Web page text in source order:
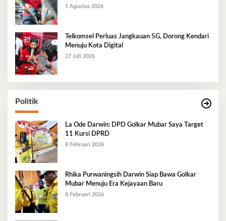
1 Agustus 2026
Telkomsel Perluas Jangkauan 5G, Dorong Kendari
Menuju Kota Digital
27 Juli 2026
Politik
La Ode Darwin: DPD Golkar Mubar Saya Target
11 Kursi DPRD
8 Februari 2026
Rhika Purwaningsih Darwin Siap Bawa Golkar
Mubar Menuju Era Kejayaan Baru
8 Februari 2026